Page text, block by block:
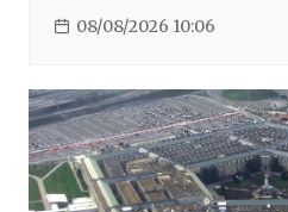
08/08/2026 10:06